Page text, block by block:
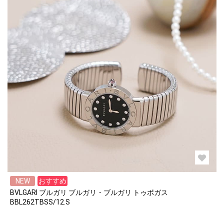
NEW
おすすめ
BVLGARI ブルガリ ブルガリ・ブルガリ トゥボガス
BBL262TBSS/12.S